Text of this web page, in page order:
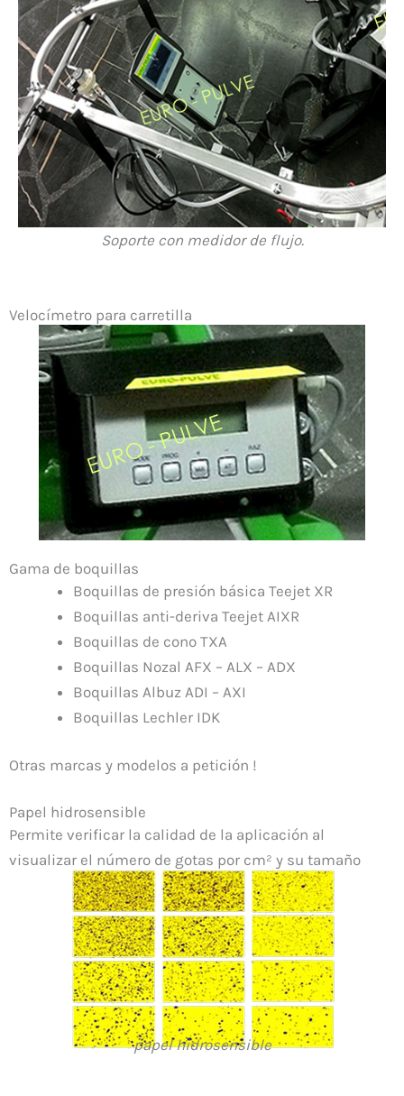
Soporte con medidor de flujo.
Velocímetro para carretilla
Gama de boquillas
Boquillas de presión básica Teejet XR
Boquillas anti-deriva Teejet AIXR
Boquillas de cono TXA
Boquillas Nozal AFX – ALX – ADX
Boquillas Albuz ADI – AXI
Boquillas Lechler IDK
Otras marcas y modelos a petición !
Papel hidrosensible
Permite verificar la calidad de la aplicación al
visualizar el número de gotas por cm² y su tamaño
papel hidrosensible